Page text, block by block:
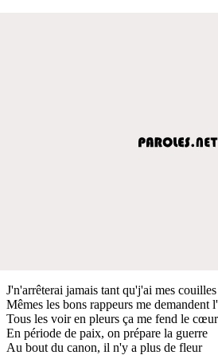
J'n'arrêterai jamais tant qu'j'ai mes
Mêmes les bons rappeurs me demandent
Tous les voir en pleurs ça me fend le cœur
En période de paix, on prépare la guerre
Au bout du canon, il n'y a plus de fleur